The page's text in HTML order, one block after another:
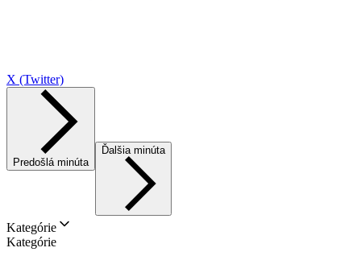
X (Twitter)
Predošlá minúta
Ďalšia minúta
Kategórie
Kategórie